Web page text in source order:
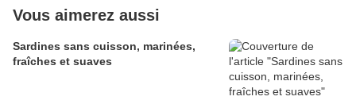
Vous aimerez aussi
Sardines sans cuisson, marinées,
fraîches et suaves